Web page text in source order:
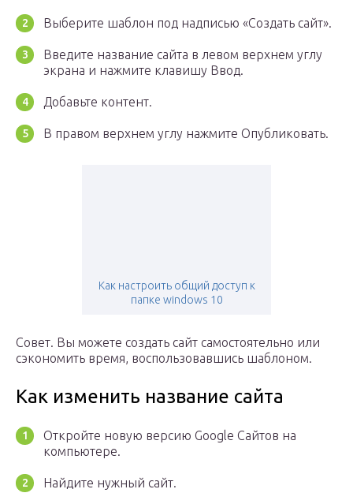
Выберите шаблон под надписью «Создать сайт».
Введите название сайта в левом верхнем углу
экрана и нажмите клавишу Ввод.
Добавьте контент.
В правом верхнем углу нажмите Опубликовать.
Как настроить общий доступ к
папке windows 10
Совет. Вы можете создать сайт самостоятельно или
сэкономить время, воспользовавшись шаблоном.
Как изменить название сайта
Откройте новую версию Google Сайтов на
компьютере.
Найдите нужный сайт.